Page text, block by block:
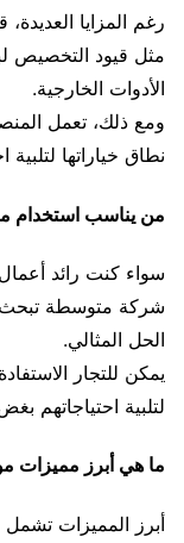
رغم المزايا
مثل قيود التخصيص
الأدوات الخارجية.
ومع ذلك، تعمل
نطاق خياراتها لتلبية
من يناسب استخدام
سواء كنت رائد
شركة متوسطة تبحث
الحل المثالي.
يمكن للتجار
لتلبية
ما هي أبرز مميزات
أبرز المميزات تشمل